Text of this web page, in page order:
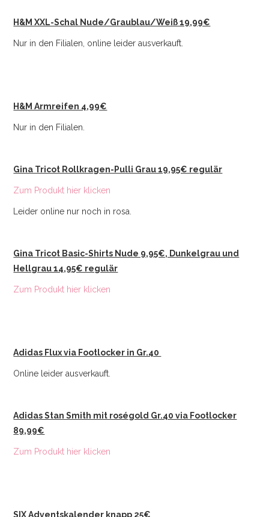
H&M XXL-Schal Nude/Graublau/Weiß 19,99€
Nur in den Filialen, online leider ausverkauft.
H&M Armreifen 4,99€
Nur in den Filialen.
Gina Tricot Rollkragen-Pulli Grau 19,95€ regulär
Zum Produkt hier klicken
Leider online nur noch in rosa.
Gina Tricot Basic-Shirts Nude 9,95€, Dunkelgrau und
Hellgrau 14,95€ regulär
Zum Produkt hier klicken
Adidas Flux via Footlocker in Gr.40
Online leider ausverkauft.
Adidas Stan Smith mit roségold Gr.40 via Footlocker
89,99€
Zum Produkt hier klicken
SIX Adventskalender knapp 25€